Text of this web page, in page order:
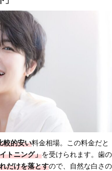
較的安い料金相場。この料金だと
トニング」を受けられます。歯の
だけを落とすので、自然な白さの